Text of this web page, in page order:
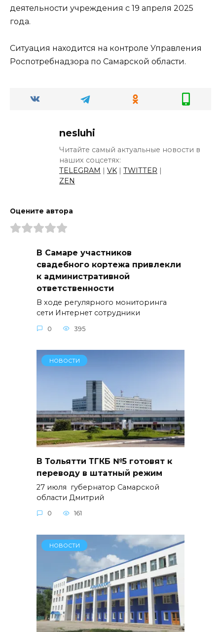
деятельности учреждения с 19 апреля 2025
года.
Ситуация находится на контроле Управления
Роспотребнадзора по Самарской области.
nesluhi
Читайте самый актуальные новости в
наших соцсетях:
TELEGRAM | VK | TWITTER |
ZEN
Оцените автора
В Самаре участников
свадебного кортежа привлекли
к административной
ответственности
В ходе регулярного мониторинга
сети Интернет сотрудники
0 395
НОВОСТИ
В Тольятти ТГКБ №5 готовят к
переводу в штатный режим
27 июля губернатор Самарской
области Дмитрий
0 161
НОВОСТИ